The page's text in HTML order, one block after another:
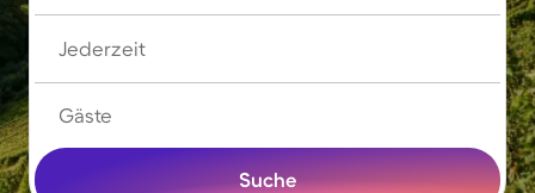
Jederzeit
Gäste
Suche